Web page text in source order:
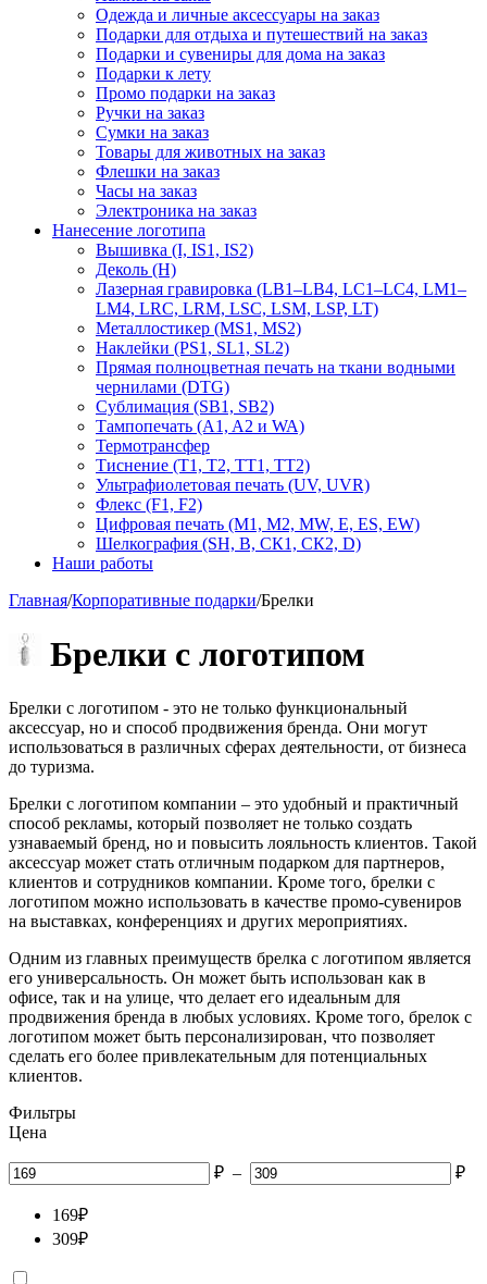
Одежда и личные аксессуары на заказ
Подарки для отдыха и путешествий на заказ
Подарки и сувениры для дома на заказ
Подарки к лету
Промо подарки на заказ
Ручки на заказ
Сумки на заказ
Товары для животных на заказ
Флешки на заказ
Часы на заказ
Электроника на заказ
Нанесение логотипа
Вышивка (I, IS1, IS2)
Деколь (H)
Лазерная гравировка (LB1–LB4, LC1–LC4, LM1–
LM4, LRC, LRM, LSC, LSM, LSP, LT)
Металлостикер (MS1, MS2)
Наклейки (PS1, SL1, SL2)
Прямая полноцветная печать на ткани водными
чернилами (DTG)
Сублимация (SB1, SB2)
Тампопечать (A1, A2 и WA)
Термотрансфер
Тиснение (Т1, Т2, ТT1, ТT2)
Ультрафиолетовая печать (UV, UVR)
Флекс (F1, F2)
Цифровая печать (M1, M2, MW, E, ES, EW)
Шелкография (SH, В, СК1, СК2, D)
Наши работы
Главная/Корпоративные подарки/Брелки
Брелки с логотипом
Брелки с логотипом - это не только функциональный
аксессуар, но и способ продвижения бренда. Они могут
использоваться в различных сферах деятельности, от бизнеса
до туризма.
Брелки с логотипом компании – это удобный и практичный
способ рекламы, который позволяет не только создать
узнаваемый бренд, но и повысить лояльность клиентов. Такой
аксессуар может стать отличным подарком для партнеров,
клиентов и сотрудников компании. Кроме того, брелки с
логотипом можно использовать в качестве промо-сувениров
на выставках, конференциях и других мероприятиях.
Одним из главных преимуществ брелка с логотипом является
его универсальность. Он может быть использован как в
офисе, так и на улице, что делает его идеальным для
продвижения бренда в любых условиях. Кроме того, брелок с
логотипом может быть персонализирован, что позволяет
сделать его более привлекательным для потенциальных
клиентов.
Фильтры
Цена
₽ – ₽
169₽
309₽